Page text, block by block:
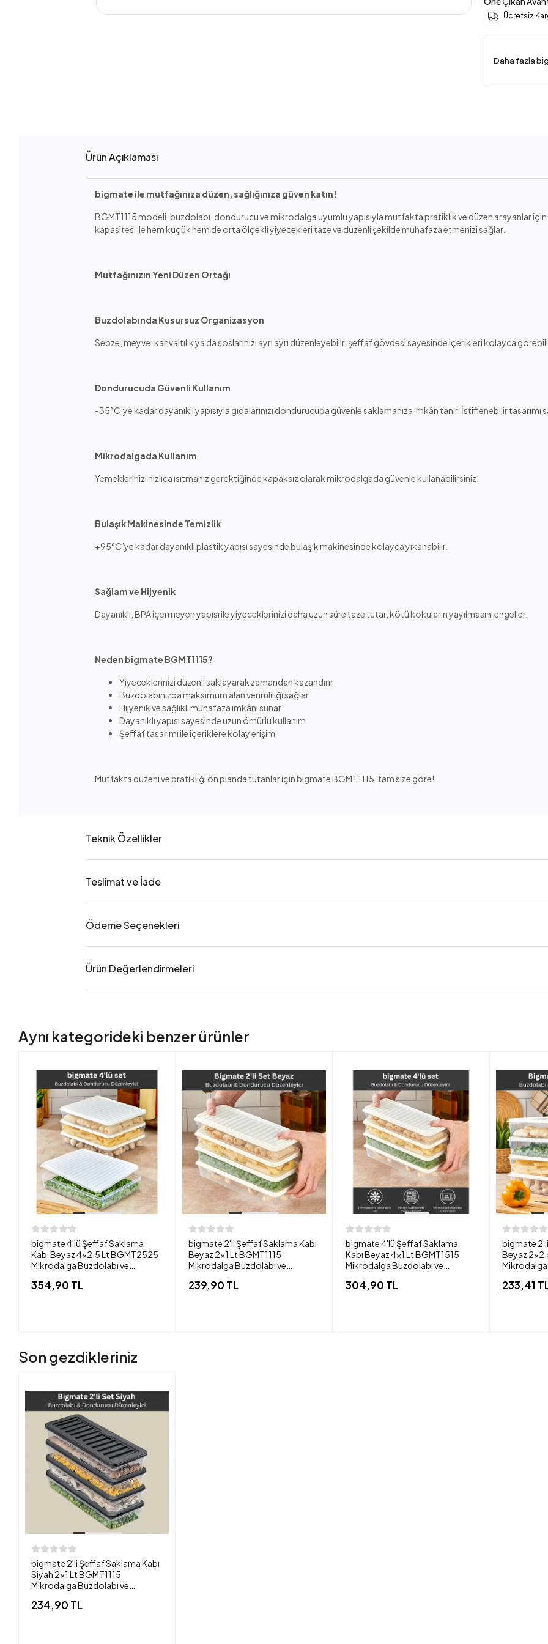
Ücretsiz
Daha fazla
Ürün Açıklaması
bigmate ile mutfağınıza düzen, sağlığınıza güven katın!
BGMT1115 modeli, buzdolabı, dondurucu ve mikrodalga uyumlu yapısıyla mutfakta pratiklik ve düzen arayanlar
kapasitesi ile hem küçük hem de orta ölçekli yiyecekleri taze ve düzenli şekilde muhafaza etmenizi sağlar.
Mutfağınızın Yeni Düzen Ortağı
Buzdolabında Kusursuz Organizasyon
Sebze, meyve, kahvaltılık ya da soslarınızı ayrı ayrı düzenleyebilir, şeffaf gövdesi sayesinde içerikleri kolayca
Dondurucuda Güvenli Kullanım
-35°C’ye kadar dayanıklı yapısıyla gıdalarınızı dondurucuda güvenle saklamanıza imkân tanır. İstiflenebilir tasarımı
Mikrodalgada Kullanım
Yemeklerinizi hızlıca ısıtmanız gerektiğinde kapaksız olarak mikrodalgada güvenle kullanabilirsiniz.
Bulaşık Makinesinde Temizlik
+95°C’ye kadar dayanıklı plastik yapısı sayesinde bulaşık makinesinde kolayca yıkanabilir.
Sağlam ve Hijyenik
Dayanıklı, BPA içermeyen yapısı ile yiyeceklerinizi daha uzun süre taze tutar, kötü kokuların yayılmasını engeller.
Neden bigmate BGMT1115?
Yiyeceklerinizi düzenli saklayarak zamandan kazandırır
Buzdolabınızda maksimum alan verimliliği sağlar
Hijyenik ve sağlıklı muhafaza imkânı sunar
Dayanıklı yapısı sayesinde uzun ömürlü kullanım
Şeffaf tasarımı ile içeriklere kolay erişim
Mutfakta düzeni ve pratikliği ön planda tutanlar için bigmate BGMT1115, tam size göre!
Teknik Özellikler
Teslimat ve İade
Ödeme Seçenekleri
Ürün Değerlendirmeleri
Aynı kategorideki benzer ürünler
bigmate 4'lü Şeffaf Saklama
Kabı Beyaz 4x2,5 Lt BGMT2525
Mikrodalga Buzdolabı ve
354,90 TL
bigmate 2'li Şeffaf Saklama Kabı
Beyaz 2x1 Lt BGMT1115
Mikrodalga Buzdolabı ve
239,90 TL
bigmate 4'lü Şeffaf Saklama
Kabı Beyaz 4x1 Lt BGMT1515
Mikrodalga Buzdolabı ve
304,90 TL
bigmate
Beyaz
Mikrodalga
233,41
Son gezdikleriniz
bigmate 2'li Şeffaf Saklama Kabı
Siyah 2x1 Lt BGMT1115
Mikrodalga Buzdolabı ve
234,90 TL